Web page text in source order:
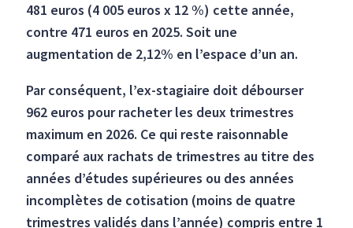
481 euros (4 005 euros x 12 %) cette année,
contre 471 euros en 2025. Soit une
augmentation de 2,12% en l’espace d’un an.
Par conséquent, l’ex-stagiaire doit débourser
962 euros pour racheter les deux trimestres
maximum en 2026. Ce qui reste raisonnable
comparé aux rachats de trimestres au titre des
années d’études supérieures ou des années
incomplètes de cotisation (moins de quatre
trimestres validés dans l’année) compris entre 1